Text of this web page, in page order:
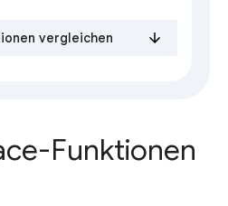
vergleichen
Funktionen